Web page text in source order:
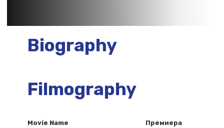
Biography
Filmography
Movie Name Премиера